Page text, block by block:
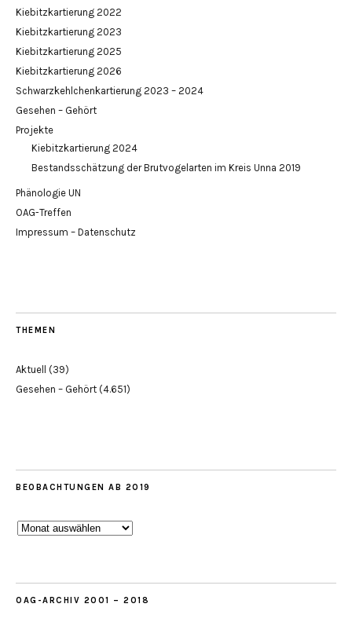
Kiebitzkartierung 2022
Kiebitzkartierung 2023
Kiebitzkartierung 2025
Kiebitzkartierung 2026
Schwarzkehlchenkartierung 2023 – 2024
Gesehen – Gehört
Projekte
Kiebitzkartierung 2024
Bestandsschätzung der Brutvogelarten im Kreis Unna 2019
Phänologie UN
OAG-Treffen
Impressum – Datenschutz
THEMEN
Aktuell
(39)
Gesehen – Gehört (4.651)
BEOBACHTUNGEN AB 2019
Beobachtungen
OAG-ARCHIV 2001 – 2018